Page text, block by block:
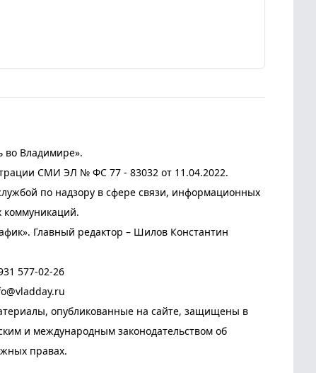
во Владимире».
СМИ ЭЛ № ФС 77 - 83032 от 11.04.2022.
по надзору в сфере связи, информационных
коммуникаций.
Главный редактор – Шилов Константин
577-02-26
опубликованные на сайте, защищены в
и международным законодательством об
правах.